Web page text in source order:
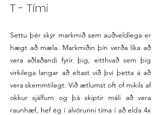
​T - Tími
Settu þér skýr markmið sem auðveldlega er
hægt að mæla. Markmiðin þín verða líka að
vera aðlaðandi fyrir þig, eitthvað sem þig
virkilega langar að eltast við því þetta á að
vera skemmtilegt. Við ætlumst oft of mikils af
okkur sjálfum og þá skiptir máli að vera
raunhæf, hef ég í alvörunni tíma í að elda 4x